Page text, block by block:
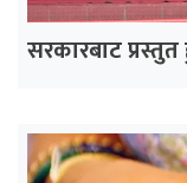
सरकारबाट